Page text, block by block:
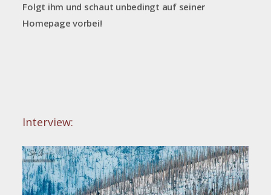
Folgt ihm und schaut unbedingt auf seiner
Homepage vorbei!
Interview: